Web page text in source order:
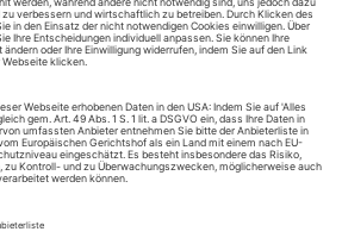
zum Online-Archiv von Theater
das aktuelle ePaper als auch
Ihren Account auf www.der-
Zugang zur App auf Anfrage.
eine Laufzeit von einem Monat und
um einen weiteren Monat, sofern
auf der Seite „Mein Konto/Meine
theaterverlag.de gekündigt